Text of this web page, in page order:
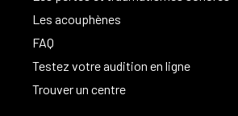
Les acouphènes
FAQ
Testez votre audition en ligne
Trouver un centre